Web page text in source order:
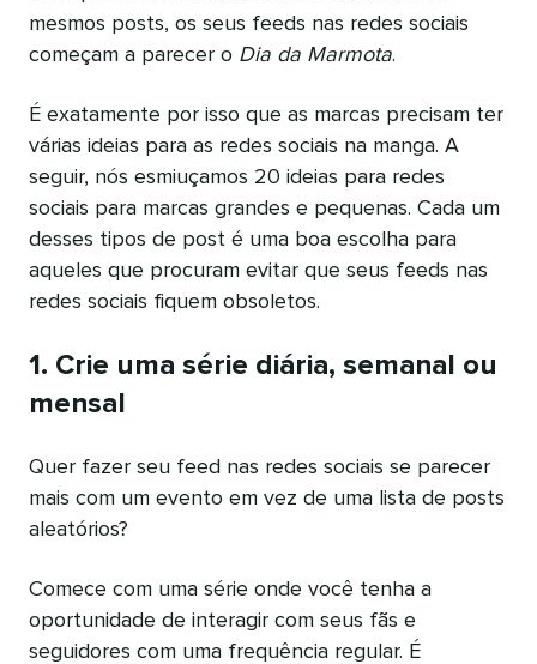
mesmos posts, os seus feeds nas redes sociais
começam a parecer o Dia da Marmota.
É exatamente por isso que as marcas precisam ter
várias ideias para as redes sociais na manga. A
seguir, nós esmiuçamos 20 ideias para redes
sociais para marcas grandes e pequenas. Cada um
desses tipos de post é uma boa escolha para
aqueles que procuram evitar que seus feeds nas
redes sociais fiquem obsoletos.
1. Crie uma série diária, semanal ou
mensal
Quer fazer seu feed nas redes sociais se parecer
mais com um evento em vez de uma lista de posts
aleatórios?
Comece com uma série onde você tenha a
oportunidade de interagir com seus fãs e
seguidores com uma frequência regular. É